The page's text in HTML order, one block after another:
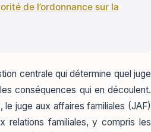
de l’ordonnance sur la
centrale qui détermine quel juge
conséquences qui en découlent.
le juge aux affaires familiales (JAF)
relations familiales, y compris les